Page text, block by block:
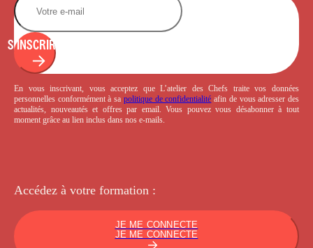
S'INSCRIRE
En vous inscrivant, vous acceptez que L’atelier des Chefs traite vos données
personnelles conformément à sa politique de confidentialité afin de vous adresser des
actualités, nouveautés et offres par email. Vous pouvez vous désabonner à tout
moment grâce au lien inclus dans nos e-mails.
Accédez à votre formation :
JE ME CONNECTE
JE ME CONNECTE